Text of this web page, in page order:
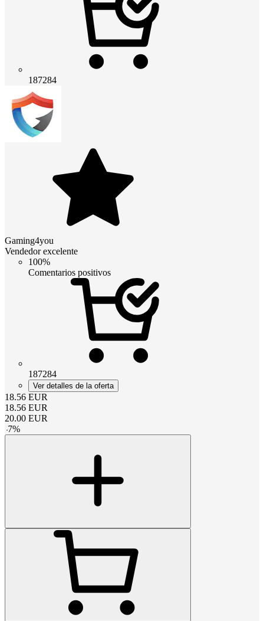
187284
Gaming4you
Vendedor excelente
100%
Comentarios positivos
187284
Ver detalles de la oferta
18.56 EUR
18.56 EUR
20.00 EUR
-7%